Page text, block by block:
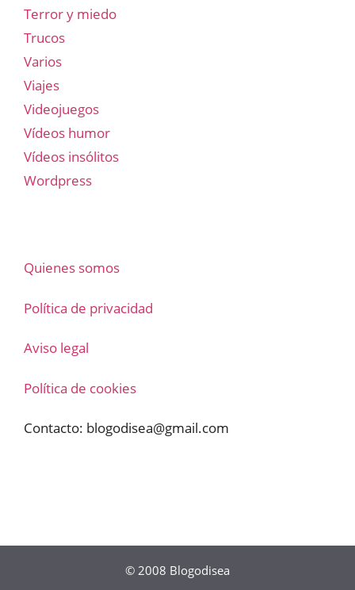
Terror y miedo
Trucos
Varios
Viajes
Videojuegos
Vídeos humor
Vídeos insólitos
Wordpress
Quienes somos
Política de privacidad
Aviso legal
Política de cookies
Contacto: blogodisea@gmail.com
© 2008 Blogodisea